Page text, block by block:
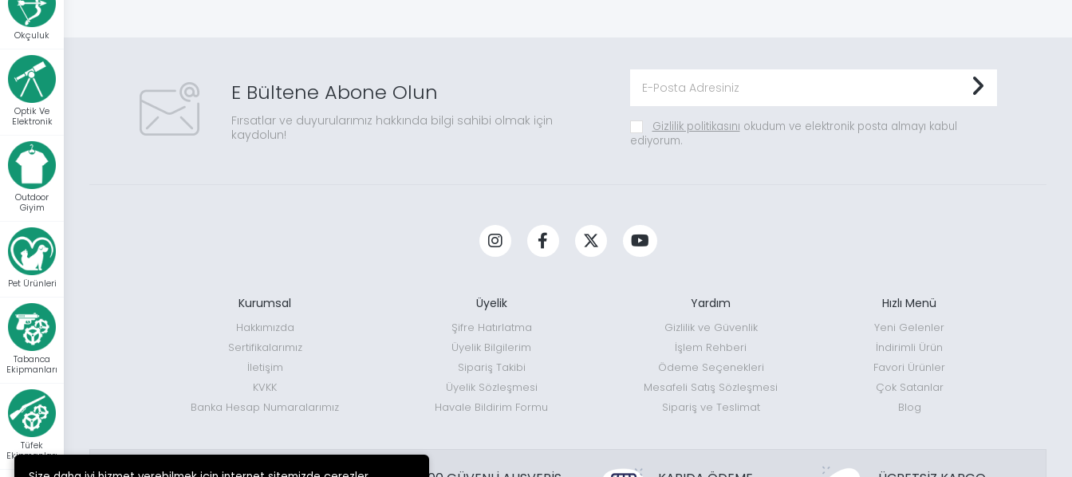
Okçuluk
Optik Ve
Elektronik
Outdoor
Giyim
Pet Ürünleri
Tabanca
Ekipmanları
Tüfek
Ekipmanları
E Bültene Abone Olun
Fırsatlar ve duyurularımız hakkında bilgi sahibi olmak için
kaydolun!
Gizlilik politikasını okudum ve elektronik posta almayı kabul
ediyorum.
Kurumsal
Hakkımızda
Sertifikalarımız
İletişim
KVKK
Banka Hesap Numaralarımız
Üyelik
Şifre Hatırlatma
Üyelik Bilgilerim
Sipariş Takibi
Üyelik Sözleşmesi
Havale Bildirim Formu
Yardım
Gizlilik ve Güvenlik
İşlem Rehberi
Ödeme Seçenekleri
Mesafeli Satış Sözleşmesi
Sipariş ve Teslimat
Hızlı Menü
Yeni Gelenler
İndirimli Ürün
Favori Ürünler
Çok Satanlar
Blog